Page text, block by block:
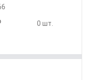
0 шт.